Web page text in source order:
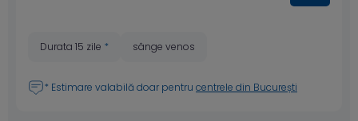
Durata 15 zile * sânge venos
* Estimare valabilă doar pentru centrele din București